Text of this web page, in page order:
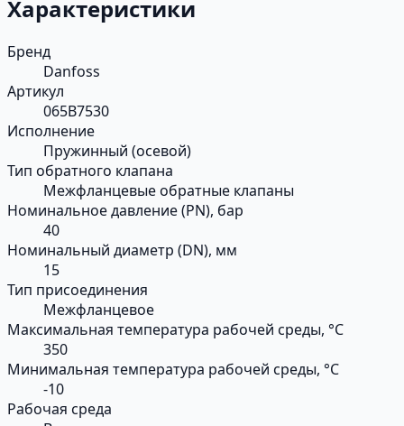
Характеристики
Бренд
Danfoss
Артикул
065B7530
Исполнение
Пружинный (осевой)
Тип обратного клапана
Межфланцевые обратные клапаны
Номинальное давление (PN), бар
40
Номинальный диаметр (DN), мм
15
Тип присоединения
Межфланцевое
Максимальная температура рабочей среды, °С
350
Минимальная температура рабочей среды, °С
-10
Рабочая среда